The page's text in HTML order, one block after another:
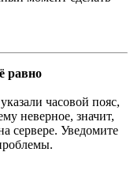
равно
часовой пояс,
неверное, значит,
сервере. Уведомите